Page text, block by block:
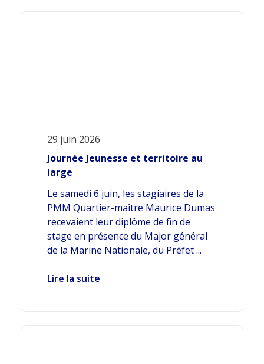
29 juin 2026
Journée Jeunesse et territoire au
large
Le samedi 6 juin, les stagiaires de la
PMM Quartier-maître Maurice Dumas
recevaient leur diplôme de fin de
stage en présence du Major général
de la Marine Nationale, du Préfet ...
Lire la suite